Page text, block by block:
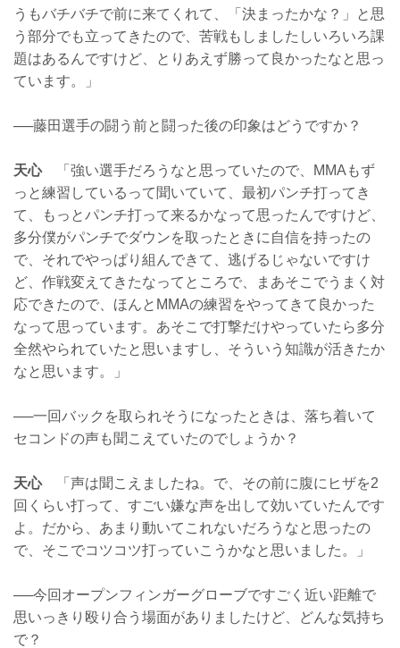
うもバチバチで前に来てくれて、「決まったかな？」と思
う部分でも立ってきたので、苦戦もしましたしいろいろ課
題はあるんですけど、とりあえず勝って良かったなと思っ
ています。」
──藤田選手の闘う前と闘った後の印象はどうですか？
天心「強い選手だろうなと思っていたので、MMAもず
っと練習しているって聞いていて、最初パンチ打ってき
て、もっとパンチ打って来るかなって思ったんですけど、
多分僕がパンチでダウンを取ったときに自信を持ったの
で、それでやっぱり組んできて、逃げるじゃないですけ
ど、作戦変えてきたなってところで、まあそこでうまく対
応できたので、ほんとMMAの練習をやってきて良かった
なって思っています。あそこで打撃だけやっていたら多分
全然やられていたと思いますし、そういう知識が活きたか
なと思います。」
──一回バックを取られそうになったときは、落ち着いて
セコンドの声も聞こえていたのでしょうか？
天心「声は聞こえましたね。で、その前に腹にヒザを2
回くらい打って、すごい嫌な声を出して効いていたんです
よ。だから、あまり動いてこれないだろうなと思ったの
で、そこでコツコツ打っていこうかなと思いました。」
──今回オープンフィンガーグローブですごく近い距離で
思いっきり殴り合う場面がありましたけど、どんな気持ち
で？